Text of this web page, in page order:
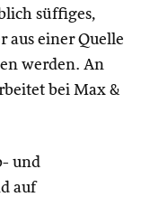
süffiges,
aus einer Quelle
werden. An
bei Max &
und
auf